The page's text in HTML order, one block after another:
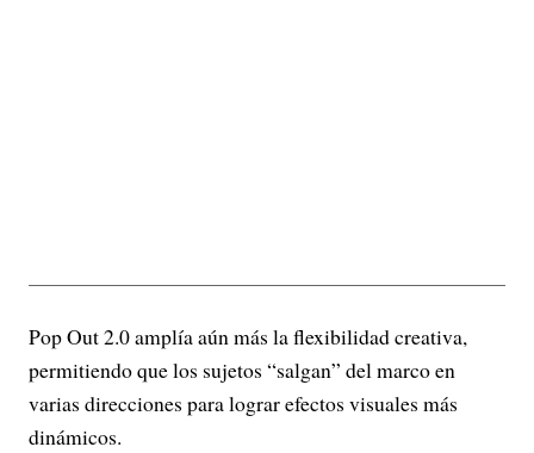
Pop Out 2.0 amplía aún más la flexibilidad creativa,
permitiendo que los sujetos “salgan” del marco en
varias direcciones para lograr efectos visuales más
dinámicos.